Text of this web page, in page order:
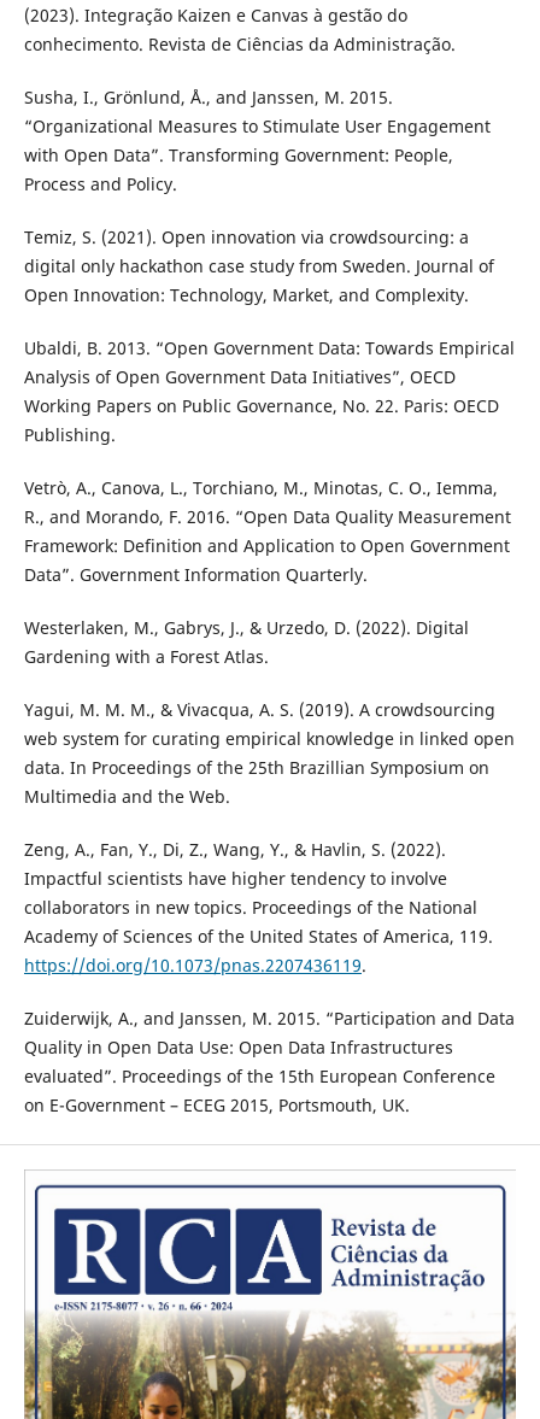
(2023). Integração Kaizen e Canvas à gestão do
conhecimento. Revista de Ciências da Administração.
Susha, I., Grönlund, Å., and Janssen, M. 2015.
“Organizational Measures to Stimulate User Engagement
with Open Data”. Transforming Government: People,
Process and Policy.
Temiz, S. (2021). Open innovation via crowdsourcing: a
digital only hackathon case study from Sweden. Journal of
Open Innovation: Technology, Market, and Complexity.
Ubaldi, B. 2013. “Open Government Data: Towards Empirical
Analysis of Open Government Data Initiatives”, OECD
Working Papers on Public Governance, No. 22. Paris: OECD
Publishing.
Vetrò, A., Canova, L., Torchiano, M., Minotas, C. O., Iemma,
R., and Morando, F. 2016. “Open Data Quality Measurement
Framework: Definition and Application to Open Government
Data”. Government Information Quarterly.
Westerlaken, M., Gabrys, J., & Urzedo, D. (2022). Digital
Gardening with a Forest Atlas.
Yagui, M. M. M., & Vivacqua, A. S. (2019). A crowdsourcing
web system for curating empirical knowledge in linked open
data. In Proceedings of the 25th Brazillian Symposium on
Multimedia and the Web.
Zeng, A., Fan, Y., Di, Z., Wang, Y., & Havlin, S. (2022).
Impactful scientists have higher tendency to involve
collaborators in new topics. Proceedings of the National
Academy of Sciences of the United States of America, 119.
https://doi.org/10.1073/pnas.2207436119.
Zuiderwijk, A., and Janssen, M. 2015. “Participation and Data
Quality in Open Data Use: Open Data Infrastructures
evaluated”. Proceedings of the 15th European Conference
on E-Government – ECEG 2015, Portsmouth, UK.